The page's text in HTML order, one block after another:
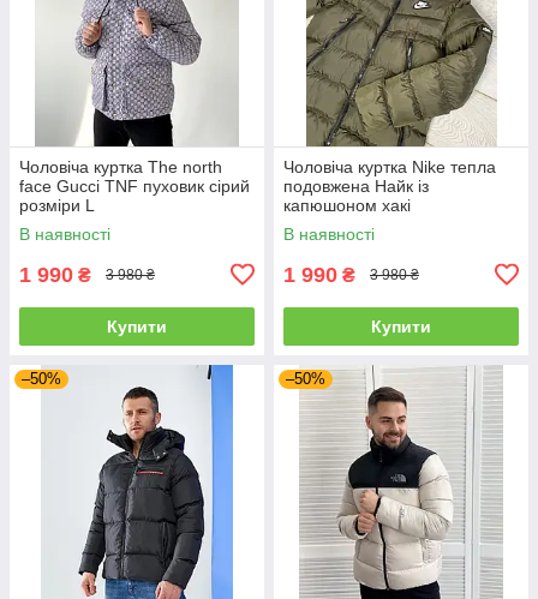
Чоловіча куртка The north
face Gucci TNF пуховик сірий
розміри L
В наявності
1 990 ₴ 3 980 ₴
Купити
Чоловіча куртка Nike тепла
подовжена Найк із
капюшоном хакі
В наявності
1 990 ₴ 3 980 ₴
Купити
–50% –50%